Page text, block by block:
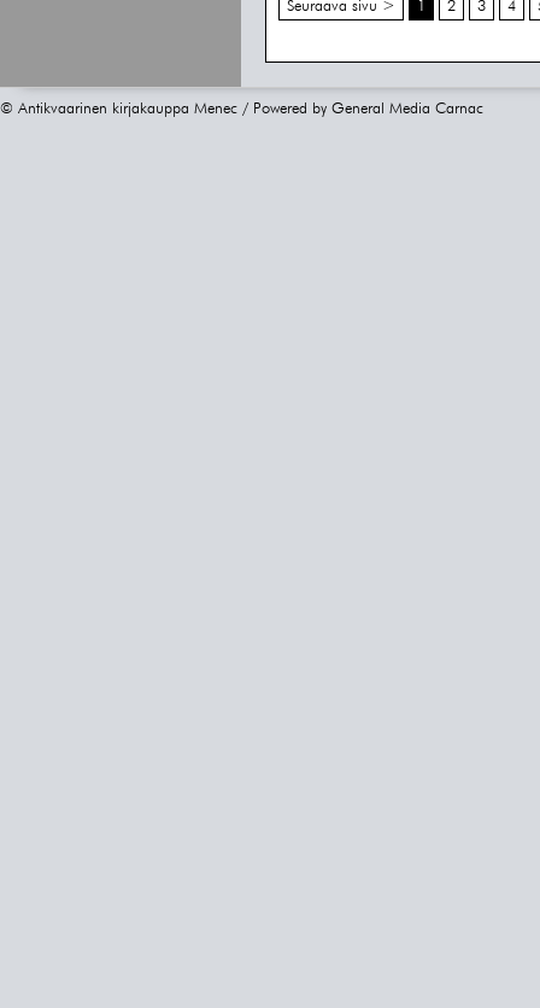
Seuraava sivu > 1 2 3 4
© Antikvaarinen kirjakauppa Menec / Powered by General Media Carnac